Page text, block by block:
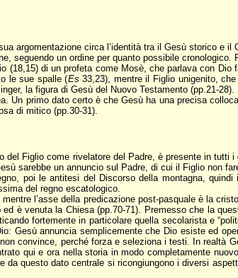
argomentazione circa l’identità tra il Gesù storico e il
seguendo un ordine per quanto possibile cronologico.
di un profeta come Mosè, che parlava con
le sue spalle (Es 33,23), mentre il Figlio unigenito,
la figura di Gesù del Nuovo Testamento (pp.21-28).
Un primo dato certo è che Gesù ha una precisa
di mitico (pp.30-31).
Figlio come rivelatore del Padre, è presente in
sarebbe un annuncio sul Padre, di cui il Figlio non
poi le antitesi del Discorso della montagna,
del regno escatologico.
l’asse della predicazione post-pasquale è la
è venuta la Chiesa (pp.70-71). Premesso che la
fortemente in particolare quella secolarista e
annuncia semplicemente che Dio esiste ed
convince, perché forza e seleziona i testi. In realtà
qui e ora nella storia in modo completamente
questo dato centrale si ricongiungono i diversi